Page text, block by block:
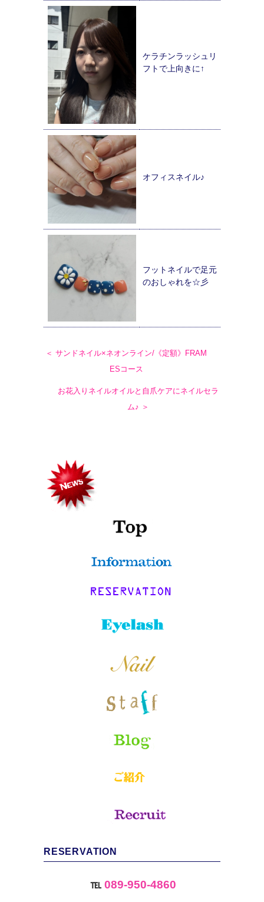
ケラチンラッシュリ
フトで上向きに↑
オフィスネイル♪
フットネイルで足元
のおしゃれを☆彡
＜ サンドネイル×ネオンライン/《定額》FRAM
ESコース
お花入りネイルオイルと自爪ケアにネイルセラ
ム♪ ＞
RESERVATION
℡ 089-950-4860